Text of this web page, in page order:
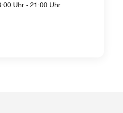
Uhr - 21:00 Uhr